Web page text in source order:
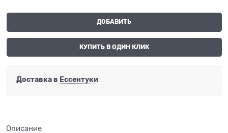
ДОБАВИТЬ
КУПИТЬ В ОДИН КЛИК
Доставка в Ессентуки
Описание